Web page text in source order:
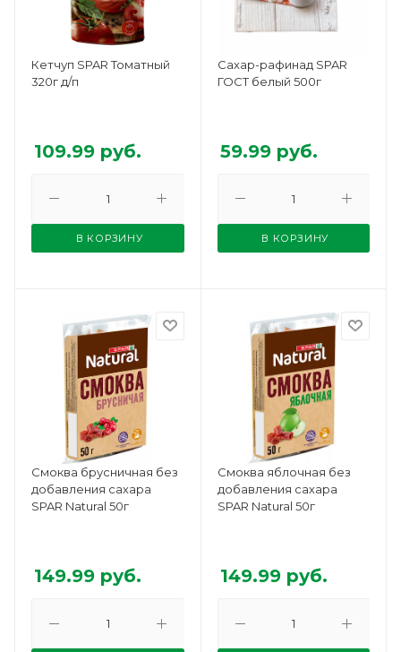
Кетчуп SPAR Томатный
320г д/п
109.99 руб.
В КОРЗИНУ
Сахар-рафинад SPAR
ГОСТ белый 500г
59.99руб.
В КОРЗИНУ
Смоква брусничная без
добавления сахара
SPAR Natural 50г
149.99 руб.
Смоква яблочная без
добавления сахара
SPAR Natural 50г
149.99руб.